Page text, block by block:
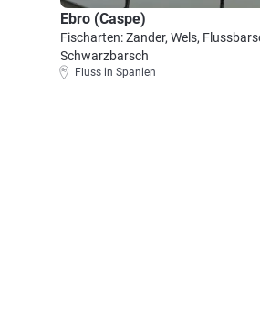
Ebro (Caspe)
Fischarten: Zander, Wels,
Schwarzbarsch
Fluss in Spanien